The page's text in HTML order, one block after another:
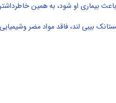
بیماری او شود، به همین
بیبی لند، فاقد مواد مضر